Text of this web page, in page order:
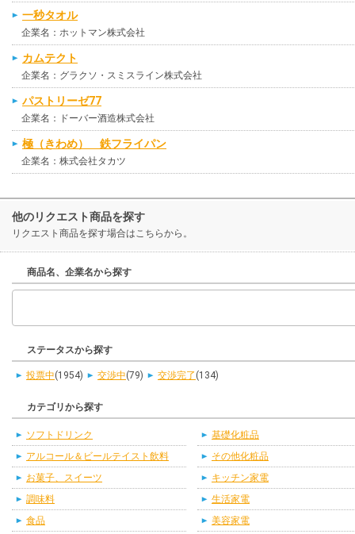
一秒タオル
企業名：ホットマン株式会社
カムテクト
企業名：グラクソ・スミスライン株式会社
パストリーゼ77
企業名：ドーバー酒造株式会社
極（きわめ） 鉄フライパン
企業名：株式会社タカツ
他のリクエスト商品を探す
リクエスト商品を探す場合はこちらから。
商品名、企業名から探す
ステータスから探す
投票中(1954) 交渉中(79) 交渉完了 (134)
カテゴリから探す
ソフトドリンク
アルコール＆ビールテイスト飲料
お菓子、スイーツ
調味料
食品
基礎化粧品
その他化粧品
キッチン家電
生活家電
美容家電